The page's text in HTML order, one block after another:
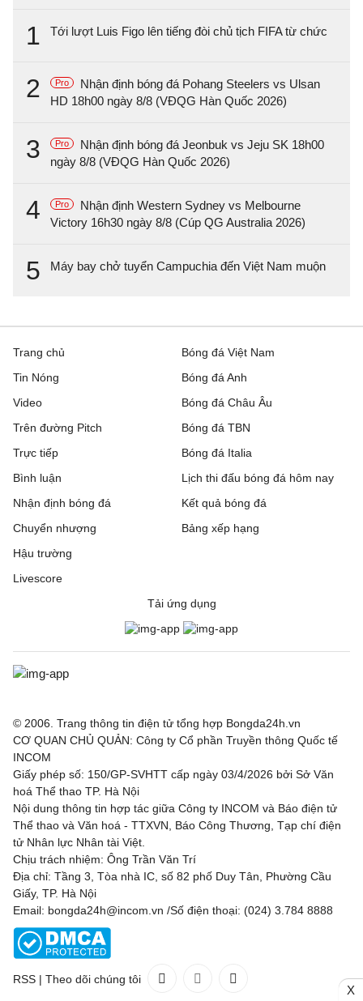
1 Tới lượt Luis Figo lên tiếng đòi chủ tịch FIFA từ chức
2 Pro
Nhận định bóng đá Pohang Steelers vs Ulsan
HD 18h00 ngày 8/8 (VĐQG Hàn Quốc 2026)
3 Pro
Nhận định bóng đá Jeonbuk vs Jeju SK 18h00
ngày 8/8 (VĐQG Hàn Quốc 2026)
4 Pro
Nhận định Western Sydney vs Melbourne
Victory 16h30 ngày 8/8 (Cúp QG Australia 2026)
5 Máy bay chở tuyển Campuchia đến Việt Nam muộn
Trang chủ
Tin Nóng
Video
Trên đường Pitch
Trực tiếp
Bóng đá Việt Nam
Bóng đá Anh
Bóng đá Châu Âu
Bóng đá TBN
Bóng đá Italia
Bình luận
Nhận định bóng đá
Chuyển nhượng
Hậu trường
Livescore
Lịch thi đấu bóng đá hôm nay
Kết quả bóng đá
Bảng xếp hạng
Tải ứng dụng
© 2006. Trang thông tin điện tử tổng hợp Bongda24h.vn
CƠ QUAN CHỦ QUẢN: Công ty Cổ phần Truyền thông Quốc tế
INCOM
Giấy phép số: 150/GP-SVHTT cấp ngày 03/4/2026 bởi Sở Văn
hoá Thể thao TP. Hà Nội
Nội dung thông tin hợp tác giữa Công ty INCOM và Báo điện tử
Thể thao và Văn hoá - TTXVN, Báo Công Thương, Tạp chí điện
tử Nhân lực Nhân tài Việt.
Chịu trách nhiệm: Ông Trần Văn Trí
Địa chỉ: Tầng 3, Tòa nhà IC, số 82 phố Duy Tân, Phường Cầu
Giấy, TP. Hà Nội
Email: bongda24h@incom.vn /Số điện thoại: (024) 3.784 8888
RSS | Theo dõi chúng tôi
X